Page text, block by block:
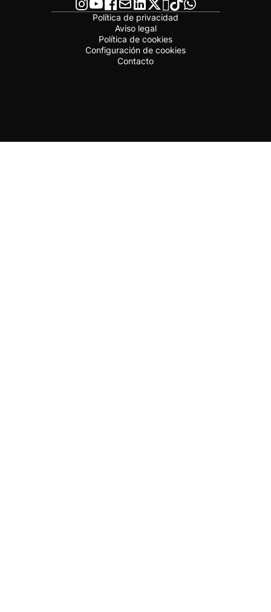
Política de privacidad
Aviso legal
Política de cookies
Configuración de cookies
Contacto